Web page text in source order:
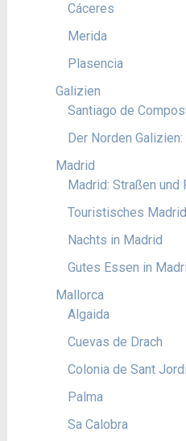
Cáceres
Merida
Plasencia
Galizien
Santiago de
Der Norden
Madrid
Madrid: Straßen und
Touristisches Madrid
Nachts in Madrid
Gutes Essen in
Mallorca
Algaida
Cuevas de Drach
Colonia de Sant Jordi
Palma
Sa Calobra